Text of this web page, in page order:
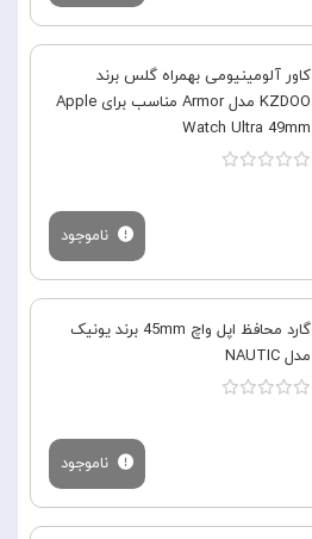
کاور آلومینیومی بهمراه گلس برند
KZDOO مدل Armor مناسب برای Apple
Watch Ultra 49mm
ناموجود
گارد محافظ اپل واچ 45mm برند یونیک
مدل NAUTIC
ناموجود